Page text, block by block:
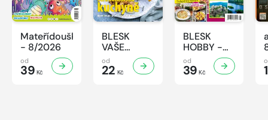
Mateřídouška
- 8/2026
od
39 Kč
BLESK
VAŠE
RECEPTY -
8/2026
od
22 Kč
BLESK
HOBBY -
8/2026
od
39 Kč